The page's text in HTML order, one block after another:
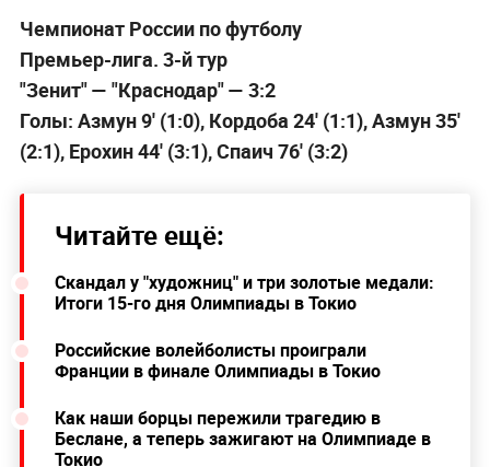
Чемпионат России по футболу
Премьер-лига. 3-й тур
"Зенит" — "Краснодар" — 3:2
Голы: Азмун 9' (1:0), Кордоба 24' (1:1), Азмун 35'
(2:1), Ерохин 44' (3:1), Спаич 76' (3:2)
Читайте ещё:
Скандал у "художниц" и три золотые медали:
Итоги 15-го дня Олимпиады в Токио
Российские волейболисты проиграли
Франции в финале Олимпиады в Токио
Как наши борцы пережили трагедию в
Беслане, а теперь зажигают на Олимпиаде в
Токио